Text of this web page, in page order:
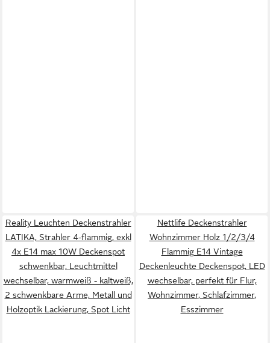
Reality Leuchten Deckenstrahler
LATIKA, Strahler 4-flammig, exkl
4x E14 max 10W Deckenspot
schwenkbar, Leuchtmittel
wechselbar, warmweiß - kaltweiß,
2 schwenkbare Arme, Metall und
Holzoptik Lackierung, Spot Licht
Nettlife Deckenstrahler
Wohnzimmer Holz 1/2/3/4
Flammig E14 Vintage
Deckenleuchte Deckenspot, LED
wechselbar, perfekt für Flur,
Wohnzimmer, Schlafzimmer,
Esszimmer